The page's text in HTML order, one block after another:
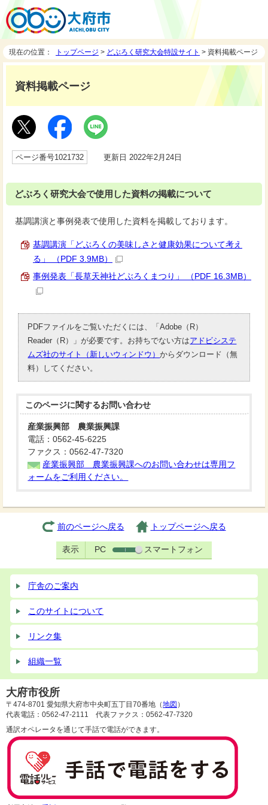
現在の位置： トップページ > どぶろく研究大会特設サイト > 資料掲載ページ
資料掲載ページ
ページ番号1021732 更新日 2022年2月24日
どぶろく研究大会で使用した資料の掲載について
基調講演と事例発表で使用した資料を掲載しております。
基調講演「どぶろくの美味しさと健康効果について考え
る」 （PDF 3.9MB）
事例発表「長草天神社どぶろくまつり」 （PDF 16.3MB）
PDFファイルをご覧いただくには、「Adobe（R）
Reader（R）」が必要です。お持ちでない方はアドビシステ
ムズ社のサイト（新しいウィンドウ）からダウンロード（無
料）してください。
このページに関するお問い合わせ
産業振興部 農業振興課
電話：0562-45-6225
ファクス：0562-47-7320
産業振興部 農業振興課へのお問い合わせは専用フ
ォームをご利用ください。
前のページへ戻る トップページへ戻る
表示 PC スマートフォン
庁舎のご案内
このサイトについて
リンク集
組織一覧
大府市役所
〒474-8701 愛知県大府市中央町五丁目70番地（地図 ）
代表電話：0562-47-2111 代表ファクス：0562-47-7320
通訳オペレータを通じて手話で電話ができます。